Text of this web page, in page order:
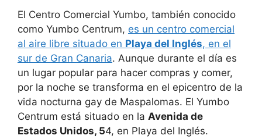
El Centro Comercial Yumbo, también conocido
como Yumbo Centrum, es un centro comercial
al aire libre situado en Playa del Inglés, en el
sur de Gran Canaria. Aunque durante el día es
un lugar popular para hacer compras y comer,
por la noche se transforma en el epicentro de la
vida nocturna gay de Maspalomas. El Yumbo
Centrum está situado en la Avenida de
Estados Unidos, 54, en Playa del Inglés.